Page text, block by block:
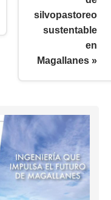
silvopastoreo
sustentable
en
Magallanes »